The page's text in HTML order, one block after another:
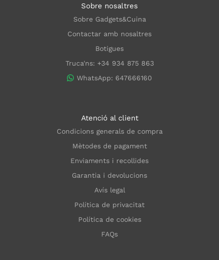
Sobre nosaltres
Sobre Gadgets&Cuina
Contactar amb nosaltres
Botigues
Truca'ns: +34 934 875 863
WhatsApp: 647666160
Atenció al client
Condicions generals de compra
Mètodes de pagament
Enviaments i recollides
Garantia i devolucions
Avís legal
Política de privacitat
Política de cookies
FAQs